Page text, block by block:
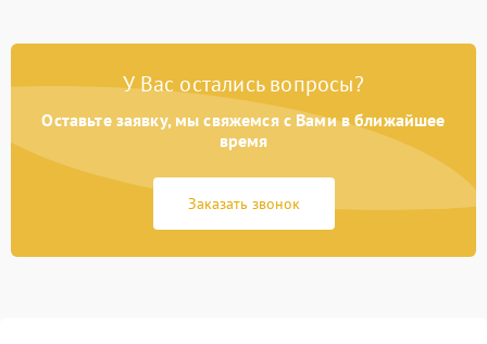
У Вас остались вопросы?
Оставьте заявку, мы свяжемся с Вами в ближайшее
время
Заказать звонок